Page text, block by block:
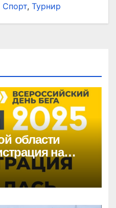
Спорт, Турнир
области
на